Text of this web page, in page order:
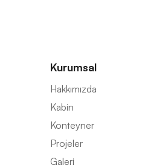
Kurumsal
Hakkımızda
Kabin
Konteyner
Projeler
Galeri